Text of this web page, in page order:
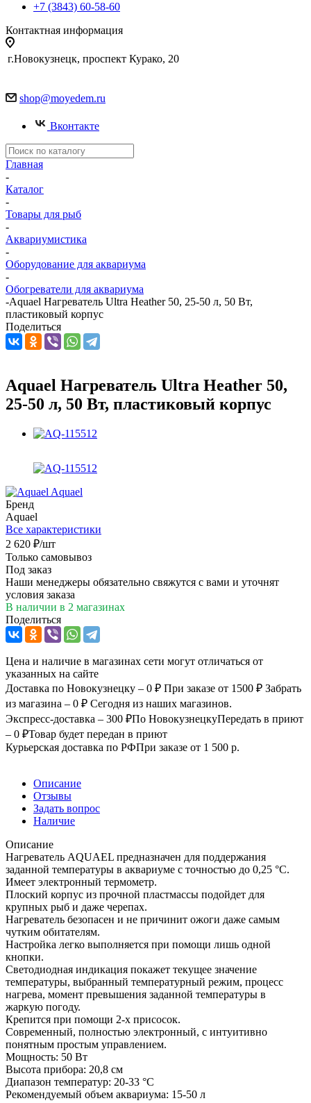
+7 (3843) 60-58-60
Контактная информация
г.Новокузнецк, проспект Курако, 20
shop@moyedem.ru
Вконтакте
Главная
-
Каталог
-
Товары для рыб
-
Аквариумистика
-
Оборудование для аквариума
-
Обогреватели для аквариума
-Aquael Нагреватель Ultra Heather 50, 25-50 л, 50 Вт,
пластиковый корпус
Поделиться
Aquael Нагреватель Ultra Heather 50,
25-50 л, 50 Вт, пластиковый корпус
Aquael
Бренд
Aquael
Все характеристики
2 620 ₽/шт
Только самовывоз
Под заказ
Наши менеджеры обязательно свяжутся с вами и уточнят
условия заказа
В наличии в 2 магазинах
Поделиться
Цена и наличие в магазинах сети могут отличаться от
указанных на сайте
Доставка по Новокузнецку – 0 ₽ При заказе от 1500 ₽ Забрать
из магазина – 0 ₽ Сегодня из наших магазинов.
Экспресс-доставка – 300 ₽По НовокузнецкуПередать в приют
– 0 ₽Товар будет передан в приют
Курьерская доставка по РФПри заказе от 1 500 р.
Описание
Отзывы
Задать вопрос
Наличие
Описание
Нагреватель AQUAEL предназначен для поддержания
заданной температуры в аквариуме с точностью до 0,25 °С.
Имеет электронный термометр.
Плоский корпус из прочной пластмассы подойдет для
крупных рыб и даже черепах.
Нагреватель безопасен и не причинит ожоги даже самым
чутким обитателям.
Настройка легко выполняется при помощи лишь одной
кнопки.
Светодиодная индикация покажет текущее значение
температуры, выбранный температурный режим, процесс
нагрева, момент превышения заданной температуры в
жаркую погоду.
Крепится при помощи 2-х присосок.
Современный, полностью электронный, с интуитивно
понятным простым управлением.
Мощность: 50 Вт
Высота прибора: 20,8 см
Диапазон температур: 20-33 °С
Рекомендуемый объем аквариума: 15-50 л